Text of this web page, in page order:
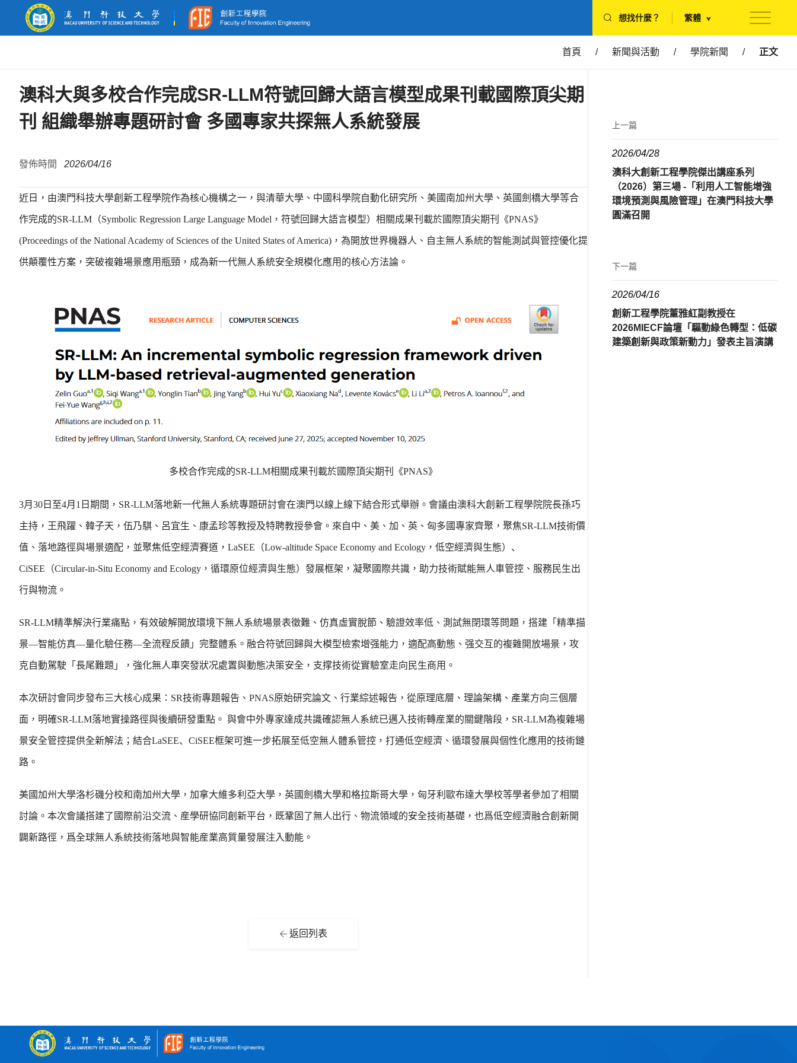
想找什麼？ 繁體
首頁 / 新聞與活動 / 學院新聞 / 正文
澳科大與多校合作完成SR-LLM符號回歸大語言模型成果刊載國際頂尖期
刊 組織舉辦專題研討會 多國專家共探無人系統發展
發佈時間 2026/04/16
近日，由澳門科技大學創新工程學院作為核心機構之一，與清華大學、中國科學院自動化研究所、美國南加州大學、英國劍橋大學等合
作完成的SR-LLM（Symbolic Regression Large Language Model，符號回歸大語言模型）相關成果刊載於國際頂尖期刊《PNAS》
(Proceedings of the National Academy of Sciences of the United States of America)，為開放世界機器人、自主無人系統的智能測試與管控優化提
供顛覆性方案，突破複雜場景應用瓶頸，成為新一代無人系統安全規模化應用的核心方法論。
多校合作完成的SR-LLM相關成果刊載於國際頂尖期刊《PNAS》
3月30日至4月1日期間，SR-LLM落地新一代無人系統專題研討會在澳門以線上線下結合形式舉辦。會議由澳科大創新工程學院院長孫巧
主持，王飛躍、韓子天，伍乃騏、呂宜生、康孟珍等教授及特聘教授參會。來自中、美、加、英、匈多國專家齊聚，聚焦SR-LLM技術價
值、落地路徑與場景適配，並聚焦低空經濟賽道，LaSEE（Low-altitude Space Economy and Ecology，低空經濟與生態）、
CiSEE（Circular-in-Situ Economy and Ecology，循環原位經濟與生態）發展框架，凝聚國際共識，助力技術賦能無人車管控、服務民生出
行與物流。
SR-LLM精準解決行業痛點，有效破解開放環境下無人系統場景表徵難、仿真虛實脫節、驗證效率低、測試無閉環等問題，搭建「精準描
景—智能仿真—量化驗任務—全流程反饋」完整體系。融合符號回歸與大模型檢索增强能力，適配高動態、强交互的複雜開放場景，攻
克自動駕駛「長尾難題」，強化無人車突發狀况處置與動態决策安全，支撑技術從實驗室走向民生商用。
本次研討會同步發布三大核心成果：SR技術專題報告、PNAS原始研究論文、行業綜述報告，從原理底層、理論架構、產業方向三個層
面，明確SR-LLM落地實操路徑與後續研發重點。 與會中外專家達成共識確認無人系統已邁入技術轉産業的關鍵階段，SR-LLM為複雜場
景安全管控提供全新解法；結合LaSEE、CiSEE框架可進一步拓展至低空無人體系管控，打通低空經濟、循環發展與個性化應用的技術鏈
路。
美國加州大學洛杉磯分校和南加州大學，加拿大維多利亞大學，英國劍橋大學和格拉斯哥大學，匈牙利歐布達大學校等學者參加了相關
討論。本次會議搭建了國際前沿交流、産學研協同創新平台，既鞏固了無人出行、物流領域的安全技術基礎，也爲低空經濟融合創新開
闢新路徑，爲全球無人系統技術落地與智能産業高質量發展注入動能。
返回列表
上一篇
2026/04/28
澳科大創新工程學院傑出講座系列
（2026）第三場 -「利用人工智能增強
環境預測與風險管理」在澳門科技大學
圓滿召開
下一篇
2026/04/16
創新工程學院董雅紅副教授在
2026MIECF論壇「驅動綠色轉型：低碳
建築創新與政策新動力」發表主旨演講